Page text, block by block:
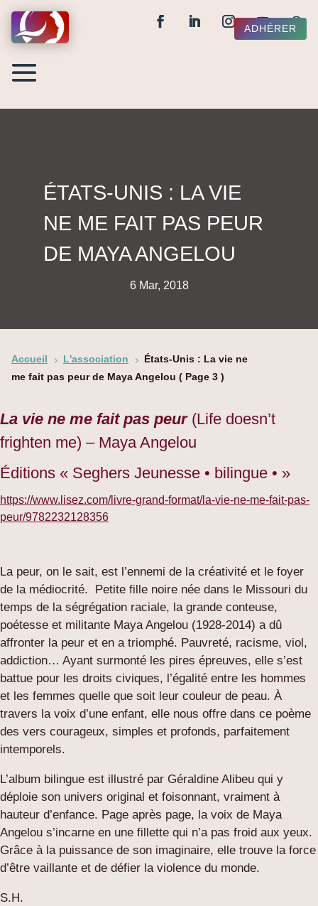
ADHÉRER
ÉTATS-UNIS : LA VIE
NE ME FAIT PAS PEUR
DE MAYA ANGELOU
6 Mar, 2018
Accueil 5 L'association 5
États-Unis : La vie ne
me fait pas peur de Maya Angelou ( Page 3 )
La vie ne me fait pas peur(Life doesn’t
frighten me) – Maya Angelou
Éditions « Seghers Jeunesse • bilingue • »
https://www.lisez.com/livre-grand-format/la-vie-ne-me-fait-pas-
peur/9782232128356
La peur, on le sait, est l’ennemi de la créativité et le foyer
de la médiocrité. Petite fille noire née dans le Missouri du
temps de la ségrégation raciale, la grande conteuse,
poétesse et militante Maya Angelou (1928-2014) a dû
affronter la peur et en a triomphé. Pauvreté, racisme, viol,
addiction… Ayant surmonté les pires épreuves, elle s’est
battue pour les droits civiques, l’égalité entre les hommes
et les femmes quelle que soit leur couleur de peau. À
travers la voix d’une enfant, elle nous offre dans ce poème
des vers courageux, simples et profonds, parfaitement
intemporels.
L’album bilingue est illustré par Géraldine Alibeu qui y
déploie son univers original et foisonnant, vraiment à
hauteur d’enfance. Page après page, la voix de Maya
Angelou s’incarne en une fillette qui n’a pas froid aux yeux.
Grâce à la puissance de son imaginaire, elle trouve la force
d’être vaillante et de défier la violence du monde.
S.H.